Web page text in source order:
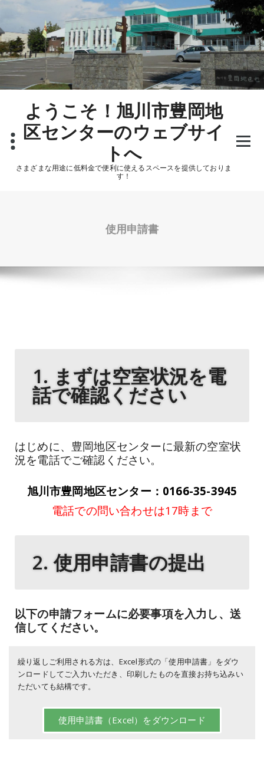
ようこそ！旭川市豊岡地
区センターのウェブサイ
トへ
さまざまな用途に低料金で便利に使えるスペースを提供しておりま
す！
使用申請書
1. まずは空室状況を電
話で確認ください
はじめに、豊岡地区センターに最新の空室状
況を電話でご確認ください。
旭川市豊岡地区センター：0166-35-3945
電話での問い合わせは17時まで
2. 使用申請書の提出
以下の申請フォームに必要事項を入力し、送
信してください。
繰り返しご利用される方は、Excel形式の「使用申請書」をダウ
ンロードしてご入力いただき、印刷したものを直接お持ち込みい
ただいても結構です。
使用申請書（Excel）をダウンロード